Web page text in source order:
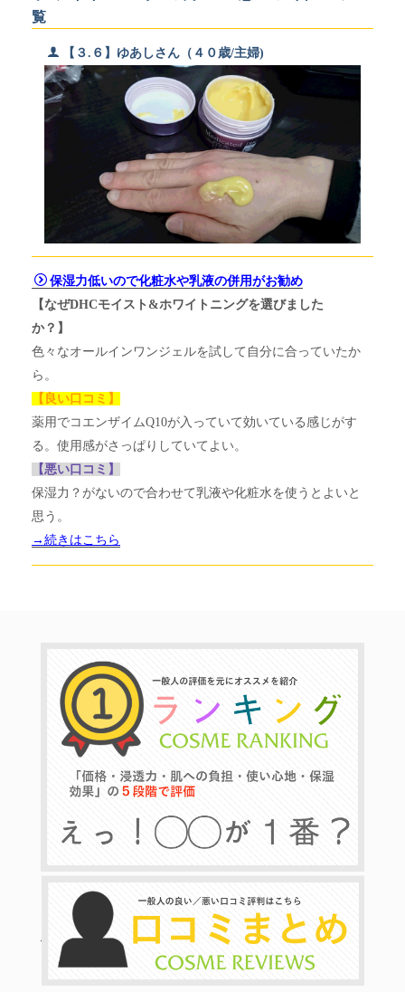
覧
【３.６】ゆあしさん（４０歳/主婦)
保湿力低いので化粧水や乳液の併用がお勧め
【なぜDHCモイスト&ホワイトニングを選びました
か？】
色々なオールインワンジェルを試して自分に合っていたか
ら。
【良い口コミ】
薬用でコエンザイムQ10が入っていて効いている感じがす
る。使用感がさっぱりしていてよい。
【悪い口コミ】
保湿力？がないので合わせて乳液や化粧水を使うとよいと
思う。
→続きはこちら